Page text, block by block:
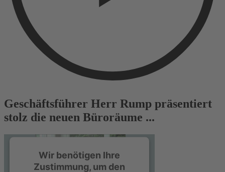
Geschäftsführer Herr Rump präsentiert
stolz die neuen Büroräume ...
Wir benötigen Ihre
Zustimmung, um den